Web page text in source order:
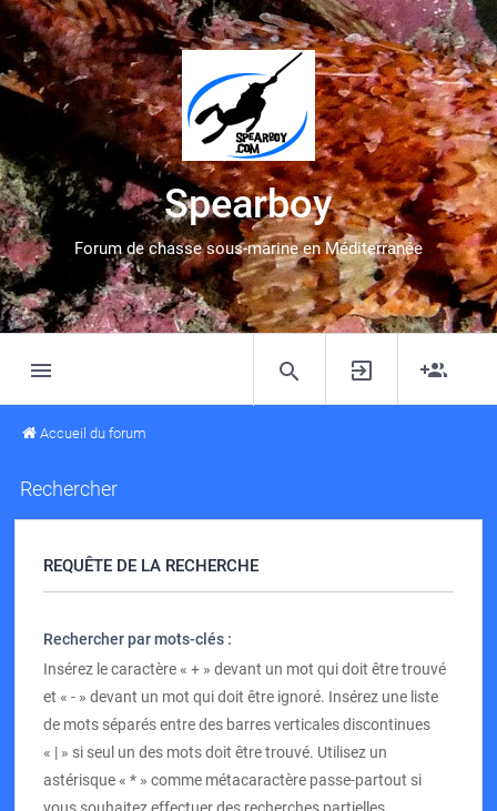
Spearboy
Forum de chasse sous-marine en Méditerranée
Accueil du forum
Rechercher
REQUÊTE DE LA RECHERCHE
Rechercher par mots-clés :
Insérez le caractère « + » devant un mot qui doit être trouvé
et « - » devant un mot qui doit être ignoré. Insérez une liste
de mots séparés entre des barres verticales discontinues
« | » si seul un des mots doit être trouvé. Utilisez un
astérisque « * » comme métacaractère passe-partout si